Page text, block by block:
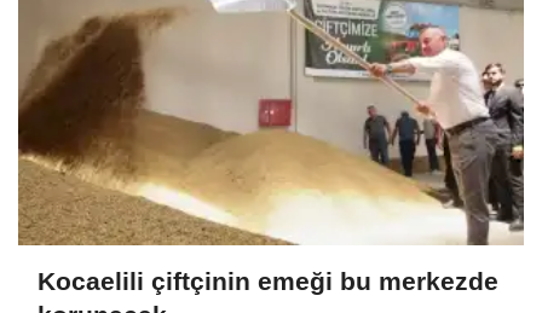
Kocaelili çiftçinin emeği bu merkezde